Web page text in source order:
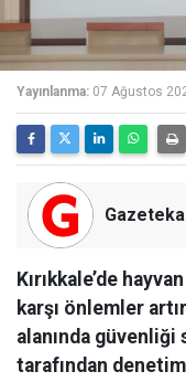
Yayınlanma: 07 Ağustos
Kırıkkale’de
karşı önlemler
alanında güvenliği
tarafından